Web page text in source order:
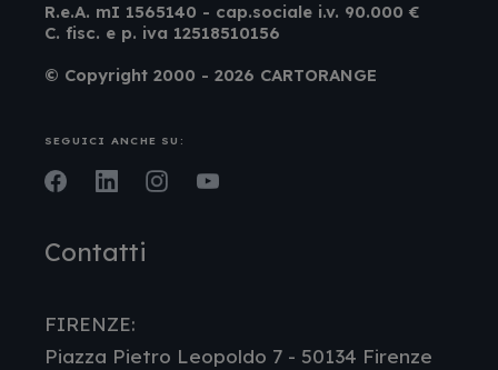
R.e.A. mI 1565140 - cap.sociale i.v. 90.000 €
C. fisc. e p. iva 12518510156
© Copyright 2000 - 2026 CARTORANGE
SEGUICI ANCHE SU:
Facebook
LinkedInInstagram
Contatti
FIRENZE:
Piazza Pietro Leopoldo 7 - 50134 Firenze